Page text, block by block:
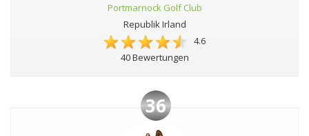
Portmarnock Golf Club
Republik Irland
4.6
40 Bewertungen
36